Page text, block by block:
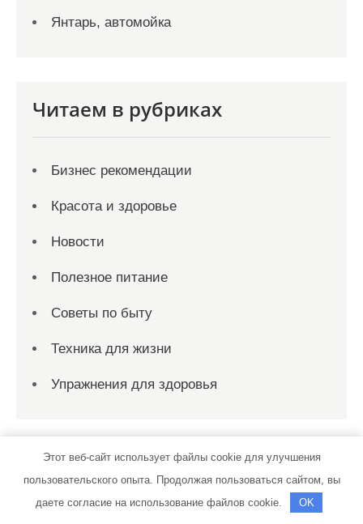
Янтарь, автомойка
Читаем в рубриках
Бизнес рекомендации
Красота и здоровье
Новости
Полезное питание
Советы по быту
Техника для жизни
Упражнения для здоровья
Спасибо, что выбрали нас
Этот веб-сайт использует файлы cookie для улучшения
пользовательского опыта. Продолжая пользоваться сайтом, вы
даете согласие на использование файлов cookie.
OK